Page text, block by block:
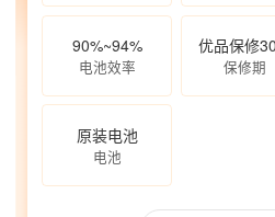
90%~94%
电池效率
优品保修
保修期
原装电池
电池